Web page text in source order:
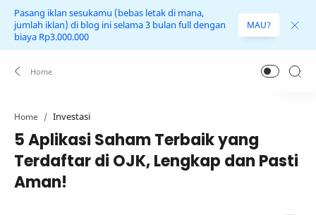
Pasang iklan sesukamu (bebas letak di mana,
jumlah iklan) di blog ini selama 3 bulan full dengan
biaya Rp3.000.000
MAU?
Home Investasi
5 Aplikasi Saham Terbaik yang
Terdaftar di OJK, Lengkap dan Pasti
Aman!